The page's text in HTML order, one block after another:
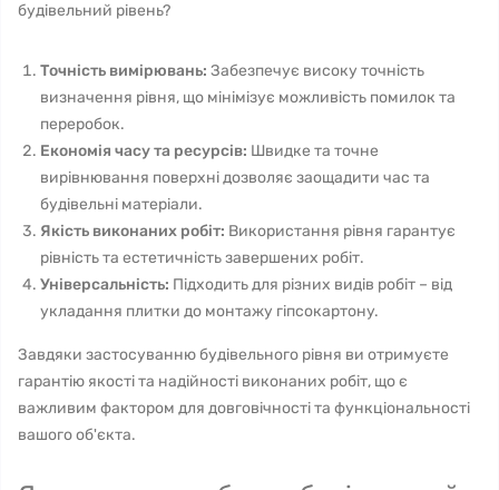
будівельний рівень?
Точність вимірювань: Забезпечує високу точність
визначення рівня, що мінімізує можливість помилок та
переробок.
Економія часу та ресурсів: Швидке та точне
вирівнювання поверхні дозволяє заощадити час та
будівельні матеріали.
Якість виконаних робіт: Використання рівня гарантує
рівність та естетичність завершених робіт.
Універсальність: Підходить для різних видів робіт – від
укладання плитки до монтажу гіпсокартону.
Завдяки застосуванню будівельного рівня ви отримуєте
гарантію якості та надійності виконаних робіт, що є
важливим фактором для довговічності та функціональності
вашого об'єкта.